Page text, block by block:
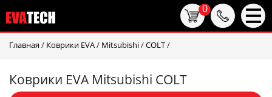
Главная / Коврики EVA/ Mitsubishi/COLT/
Коврики EVA Mitsubishi COLT
0